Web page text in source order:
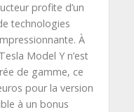
profite d’un
technologies
À
Model Y n’est
de gamme, ce
pour la version
à un bonus